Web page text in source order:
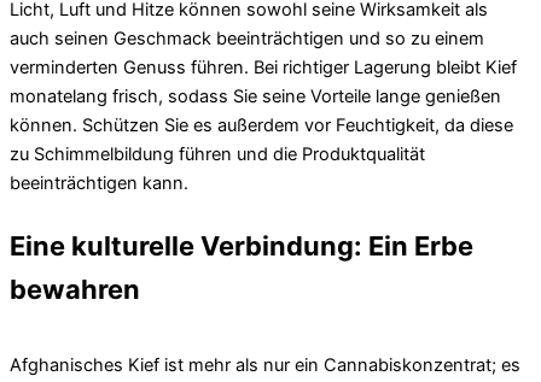
Licht, Luft und Hitze können sowohl seine Wirksamkeit als
auch seinen Geschmack beeinträchtigen und so zu einem
verminderten Genuss führen. Bei richtiger Lagerung bleibt Kief
monatelang frisch, sodass Sie seine Vorteile lange genießen
können. Schützen Sie es außerdem vor Feuchtigkeit, da diese
zu Schimmelbildung führen und die Produktqualität
beeinträchtigen kann.
Eine kulturelle Verbindung: Ein Erbe
bewahren
Afghanisches Kief ist mehr als nur ein Cannabiskonzentrat; es